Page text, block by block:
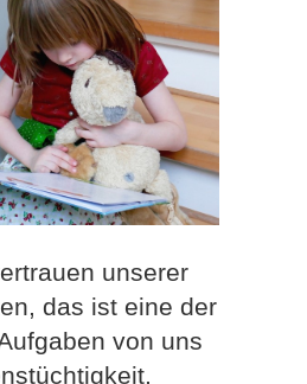
unserer
das ist eine der
von uns